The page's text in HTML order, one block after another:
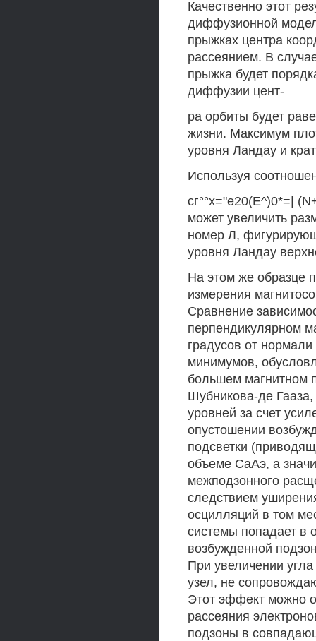
Качественно этот
диффузионной
прыжках центра
рассеянием. В
прыжка будет
диффузии цент-
ра орбиты будет
жизни. Максимум
уровня Ландау и
Используя
сг°°х="е20(Е^)0*=|
может увеличить
номер Л,
уровня Ландау
На этом же образце
измерения
Сравнение
перпендикулярном
градусов от
минимумов,
большем магнитном
Шубникова-де Гааза,
уровней за счет
опустошении
подсветки
объеме СаАэ, а
межподзонного
следствием
осцилляций в том
системы попадает в
возбужденной
При увеличении
узел, не
Этот эффект можно
рассеяния
подзоны в